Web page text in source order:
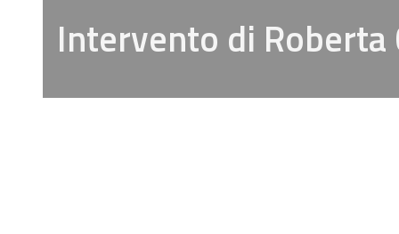
Intervento di Roberta